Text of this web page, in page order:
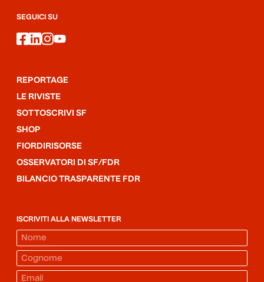
SEGUICI SU
facebook
linkedin
instagram
youtube
REPORTAGE
LE RIVISTE
SOTTOSCRIVI SF
SHOP
FIORDIRISORSE
OSSERVATORI DI SF/FDR
BILANCIO TRASPARENTE FDR
ISCRIVITI ALLA NEWSLETTER